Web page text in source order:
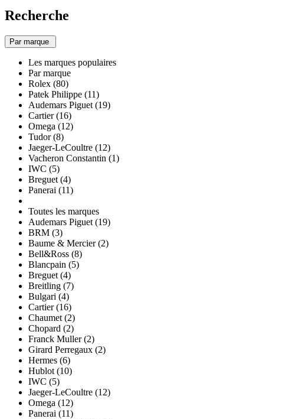
Recherche
Par marque
Les marques populaires
Par marque
Rolex (80)
Patek Philippe (11)
Audemars Piguet (19)
Cartier (16)
Omega (12)
Tudor (8)
Jaeger-LeCoultre (12)
Vacheron Constantin (1)
IWC (5)
Breguet (4)
Panerai (11)
Toutes les marques
Audemars Piguet (19)
BRM (3)
Baume & Mercier (2)
Bell&Ross (8)
Blancpain (5)
Breguet (4)
Breitling (7)
Bulgari (4)
Cartier (16)
Chaumet (2)
Chopard (2)
Franck Muller (2)
Girard Perregaux (2)
Hermes (6)
Hublot (10)
IWC (5)
Jaeger-LeCoultre (12)
Omega (12)
Panerai (11)